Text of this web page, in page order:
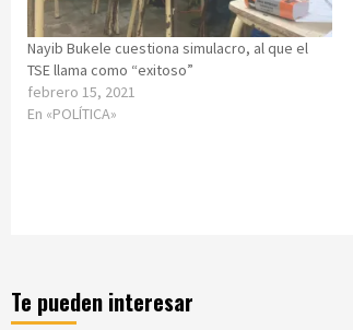
Nayib Bukele cuestiona simulacro, al que el
TSE llama como “exitoso”
febrero 15, 2021
En «POLÍTICA»
Te pueden interesar